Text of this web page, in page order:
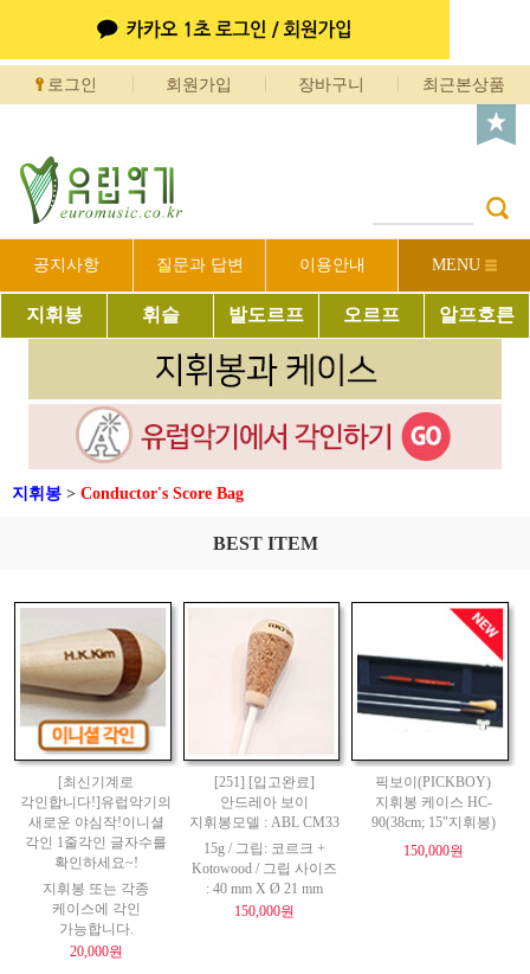
로그인 회원가입 장바구니 최근본상품
공지사항 질문과 답변 이용안내 MENU
지휘봉 휘슬 발도르프 오르프 알프호른
지휘봉 > Conductor's Score Bag
BEST ITEM
[최신기계로
각인합니다!]유럽악기의
새로운 야심작!이니셜
각인 1줄각인 글자수를
확인하세요~!
지휘봉 또는 각종
케이스에 각인
가능합니다.
20,000원
[251] [입고완료]
안드레아 보이
지휘봉모델 : ABL CM33
15g / 그립: 코르크 +
Kotowood / 그립 사이즈
: 40 mm X Ø 21 mm
150,000원
픽보이(PICKBOY)
지휘봉 케이스 HC-
90(38cm; 15"지휘봉)
150,000원